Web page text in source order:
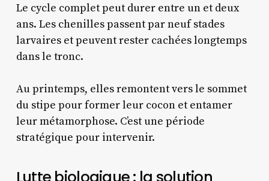
Le cycle complet peut durer entre un et deux
ans. Les chenilles passent par neuf stades
larvaires et peuvent rester cachées longtemps
dans le tronc.
Au printemps, elles remontent vers le sommet
du stipe pour former leur cocon et entamer
leur métamorphose. C’est une période
stratégique pour intervenir.